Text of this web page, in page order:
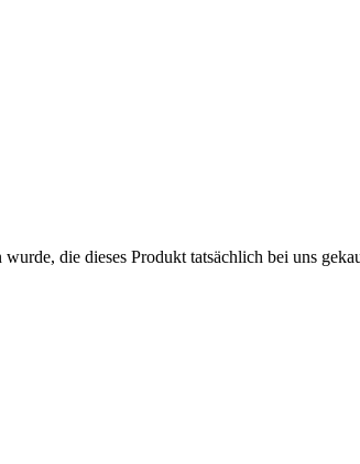
die dieses Produkt tatsächlich bei uns